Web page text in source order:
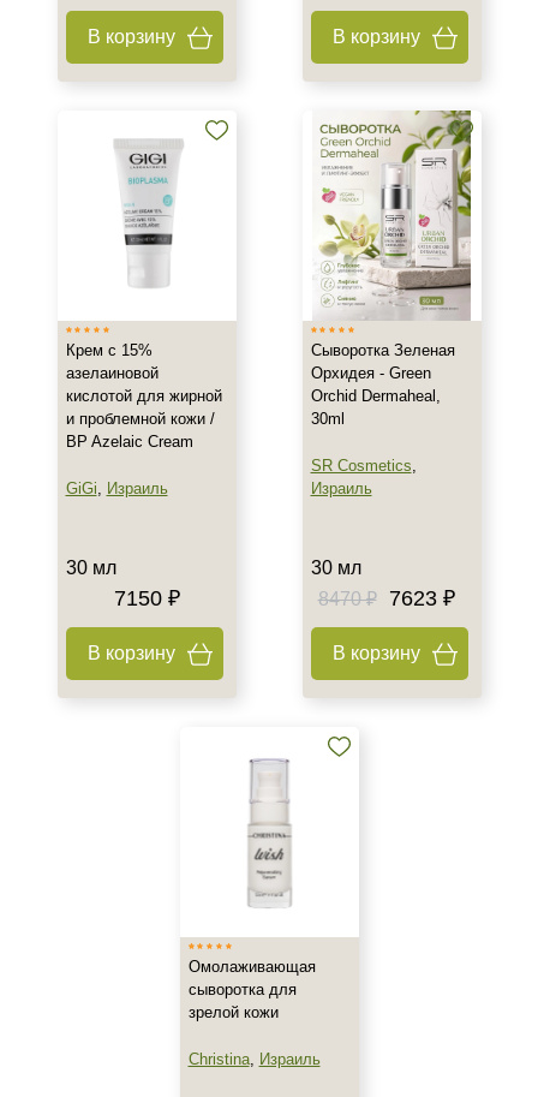
Тело
Алоэ
Витамин E
Показать еще
Время применения
Вечер
Утро
В корзину В корзину
Крем с 15%
азелаиновой
кислотой для жирной
и проблемной кожи /
BP Azelaic Cream
GiGi, Израиль
30 мл
7150 ₽
В корзину
Сыворотка Зеленая
Орхидея - Green
Orchid Dermaheal,
30ml
SR Cosmetics,
Израиль
30 мл
8470 ₽
7623 ₽
В корзину
Омолаживающая
сыворотка для
зрелой кожи
Christina, Израиль